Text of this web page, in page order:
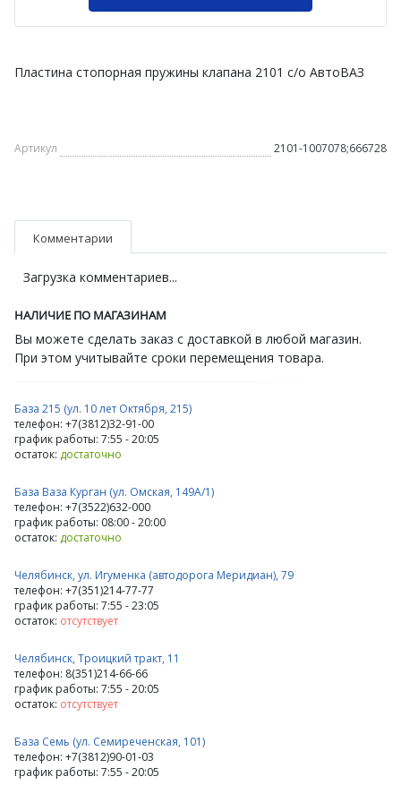
Пластина стопорная пружины клапана 2101 с/о АвтоВАЗ
Артикул 2101-1007078;666728
Комментарии
Загрузка комментариев...
НАЛИЧИЕ ПО МАГАЗИНАМ
Вы можете сделать заказ с доставкой в любой магазин.
При этом учитывайте сроки перемещения товара.
База 215 (ул. 10 лет Октября, 215)
телефон: +7(3812)32-91-00
график работы: 7:55 - 20:05
остаток: достаточно
База Ваза Курган (ул. Омская, 149А/1)
телефон: +7(3522)632-000
график работы: 08:00 - 20:00
остаток: достаточно
Челябинск, ул. Игуменка (автодорога Меридиан), 79
телефон: +7(351)214-77-77
график работы: 7:55 - 23:05
остаток: отсутствует
Челябинск, Троицкий тракт, 11
телефон: 8(351)214-66-66
график работы: 7:55 - 20:05
остаток: отсутствует
База Семь (ул. Семиреченская, 101)
телефон: +7(3812)90-01-03
график работы: 7:55 - 20:05